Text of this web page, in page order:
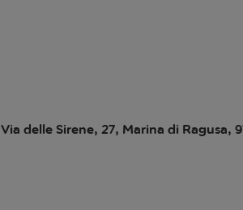
Via delle Sirene, 27, Marina di Ragusa,